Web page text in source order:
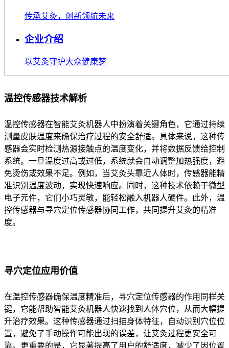
传承艾灸，创新领航未来
企业介绍
以艾灸守护大众健康梦
温控传感器技术解析
温控传感器在智能艾灸机器人中扮演着关键角色，它通过持续
测量皮肤温度来确保治疗过程的安全舒适。具体来说，这种传
感器会实时检测热源接触点的温度变化，并将数据反馈给控制
系统。一旦温度过高或过低，系统就会自动调整加热强度，避
免烫伤或效果不足。例如，当艾灸头靠近人体时，传感器能精
准识别温度波动，实现快速响应。同时，这种技术依赖于微型
电子元件，它们小巧灵敏，能轻松融入机器人硬件。此外，温
控传感器与寻穴定位传感器协同工作，共同提升艾灸的精准
度。
寻穴定位应用价值
在温控传感器确保温度精准后，寻穴定位传感器的作用同样关
键，它能帮助智能艾灸机器人快速找到人体穴位，从而大幅提
升治疗效果。这种传感器通过扫描身体特征，自动识别穴位位
置，避免了手动操作可能出现的误差，让艾灸过程更安全可
靠。更重要的是，它显著提高了用户的舒适度，减少了因位置